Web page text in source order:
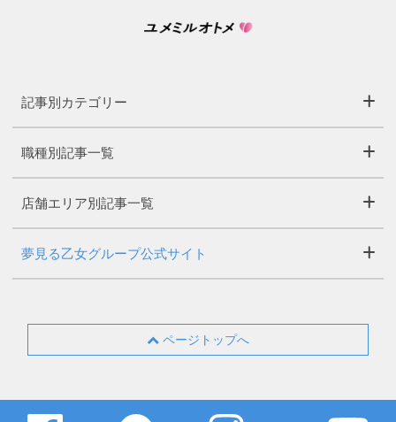
記事別カテゴリー
職種別記事一覧
店舗エリア別記事一覧
夢見る乙女グループ公式サイト
ページトップへ